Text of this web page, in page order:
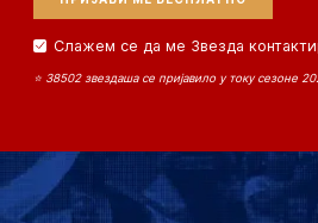
Слажем се да ме Звезда
⭐ 38502 звездаша се пријавило у току сезоне